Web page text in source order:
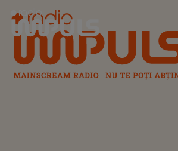
Radio Impuls